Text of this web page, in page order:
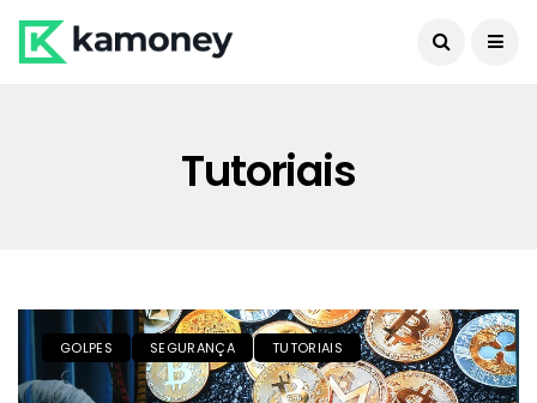
Tutoriais
GOLPES SEGURANÇA TUTORIAIS